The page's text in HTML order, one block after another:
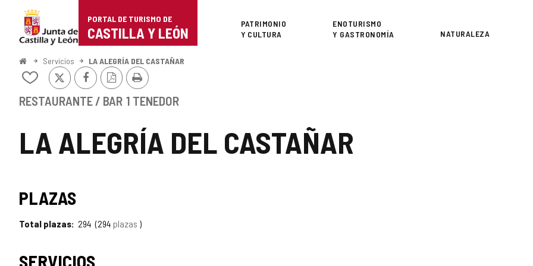
Portal
de
Turismo
Castilla
León
PORTAL DE TURISMO DE
CASTILLA Y LEÓN
Superior
PATRIMONIO
Y CULTURA
ENOTURISMO
Y GASTRONOMÍA
NATURALEZA
InicioServicios LA ALEGRÍA DEL CASTAÑAR
LA ALEGRÍA DEL CASTAÑAR
Añadir/quitar
mis
X FacebookVersión
PDF
Imprimir
TIPO
RESTAURANTE / BAR 1 TENEDOR
PLAZAS
Total plazas 294 294 plazas
SERVICIOS